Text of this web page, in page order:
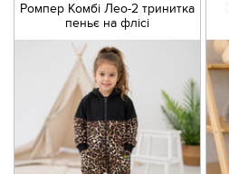
Ромпер Комбі Лео-2 тринитка
пеньє на флісі